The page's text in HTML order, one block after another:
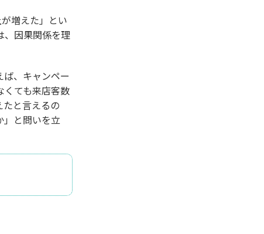
増えた」とい
、因果関係を理
ば、キャンペー
くても来店客数
と言えるの
」と問いを立